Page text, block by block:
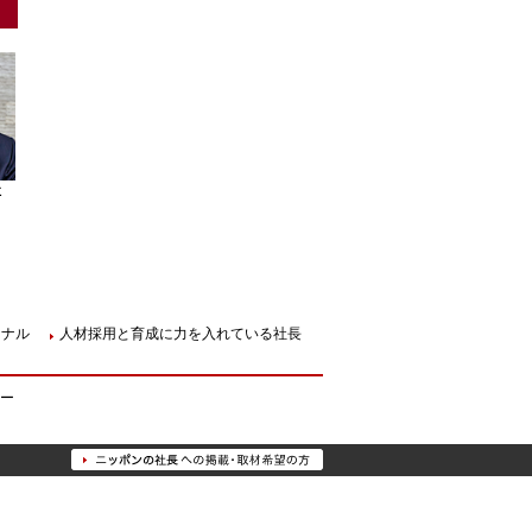
ル 人材採用と育成に力を入れている社長